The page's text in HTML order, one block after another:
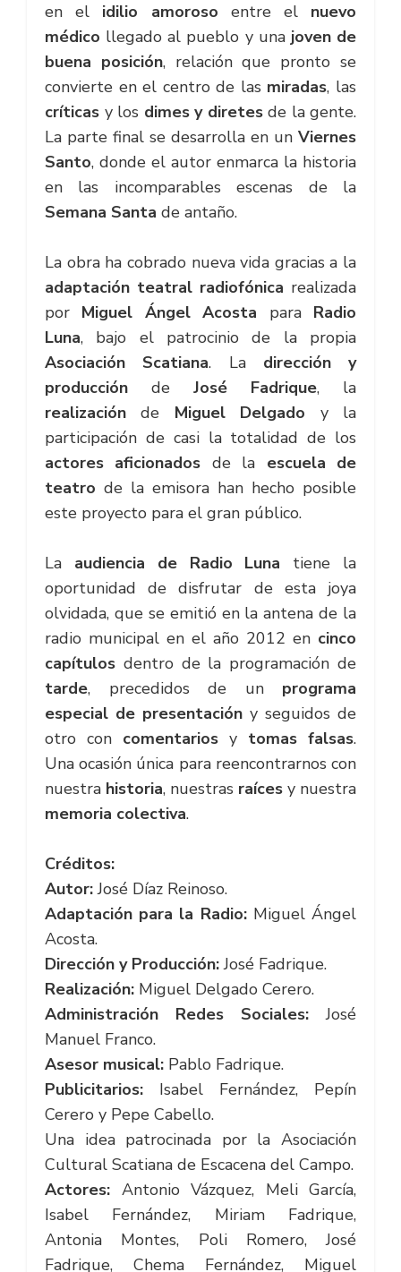
en el idilio amoroso entre el nuevo
médico llegado al pueblo y una joven de
buena posición, relación que pronto se
convierte en el centro de las miradas, las
críticas y los dimes y diretesde la gente.
La parte final se desarrolla en un Viernes
Santo, donde el autor enmarca la historia
en las incomparables escenas de la
Semana Santa de antaño.
La obra ha cobrado nueva vida gracias a la
adaptación teatral radiofónica realizada
por Miguel Ángel Acosta para Radio
Luna, bajo el patrocinio de la propia
Asociación Scatiana. La dirección y
producción de José Fadrique, la
realización de Miguel Delgado y la
participación de casi la totalidad de los
actores aficionados de la escuela de
teatro de la emisora han hecho posible
este proyecto para el gran público.
La audiencia de Radio Luna tiene la
oportunidad de disfrutar de esta joya
olvidada, que se emitió en la antena de la
radio municipal en el año 2012 en cinco
capítulos dentro de la programación de
tarde, precedidos de un programa
especial de presentación y seguidos de
otro con comentarios y tomas falsas.
Una ocasión única para reencontrarnos con
nuestra historia, nuestras raíces y nuestra
memoria colectiva.
Créditos:
Autor:José Díaz Reinoso.
Adaptación para la Radio:Miguel Ángel
Acosta.
Dirección y Producción:José Fadrique.
Realización: Miguel Delgado Cerero.
Administración Redes Sociales: José
Manuel Franco.
Asesor musical: Pablo Fadrique.
Publicitarios: Isabel Fernández, Pepín
Cerero y Pepe Cabello.
Una idea patrocinada por la Asociación
Cultural Scatiana de Escacena del Campo.
Actores: Antonio Vázquez, Meli García,
Isabel Fernández, Miriam Fadrique,
Antonia Montes, Poli Romero, José
Fadrique, Chema Fernández, Miguel